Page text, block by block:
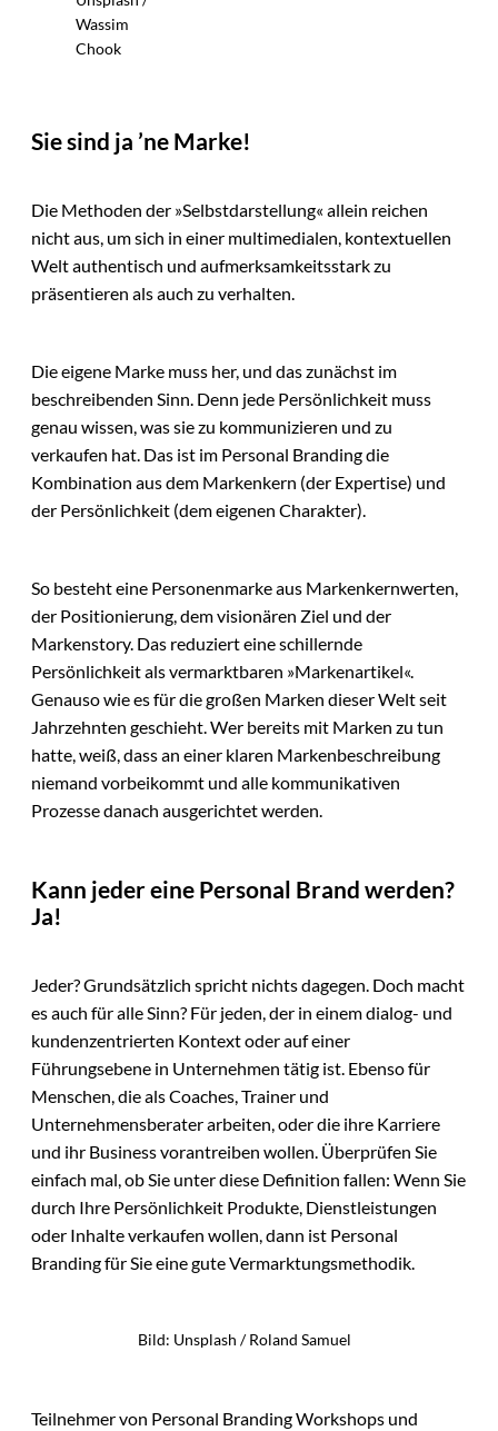
Wassim
Chook
Sie sind ja ’ne Marke!
Die Methoden der »Selbstdarstellung« allein reichen
nicht aus, um sich in einer multimedialen, kontextuellen
Welt authentisch und aufmerksamkeitsstark zu
präsentieren als auch zu verhalten.
Die eigene Marke muss her, und das zunächst im
beschreibenden Sinn. Denn jede Persönlichkeit muss
genau wissen, was sie zu kommunizieren und zu
verkaufen hat. Das ist im Personal Branding die
Kombination aus dem Markenkern (der Expertise) und
der Persönlichkeit (dem eigenen Charakter).
So besteht eine Personenmarke aus Markenkernwerten,
der Positionierung, dem visionären Ziel und der
Markenstory. Das reduziert eine schillernde
Persönlichkeit als vermarktbaren »Markenartikel«.
Genauso wie es für die großen Marken dieser Welt seit
Jahrzehnten geschieht. Wer bereits mit Marken zu tun
hatte, weiß, dass an einer klaren Markenbeschreibung
niemand vorbeikommt und alle kommunikativen
Prozesse danach ausgerichtet werden.
Kann jeder eine Personal Brand werden?
Ja!
Jeder? Grundsätzlich spricht nichts dagegen. Doch macht
es auch für alle Sinn? Für jeden, der in einem dialog- und
kundenzentrierten Kontext oder auf einer
Führungsebene in Unternehmen tätig ist. Ebenso für
Menschen, die als Coaches, Trainer und
Unternehmensberater arbeiten, oder die ihre Karriere
und ihr Business vorantreiben wollen. Überprüfen Sie
einfach mal, ob Sie unter diese Definition fallen: Wenn Sie
durch Ihre Persönlichkeit Produkte, Dienstleistungen
oder Inhalte verkaufen wollen, dann ist Personal
Branding für Sie eine gute Vermarktungsmethodik.
Bild: Unsplash / Roland Samuel
Teilnehmer von Personal Branding Workshops und